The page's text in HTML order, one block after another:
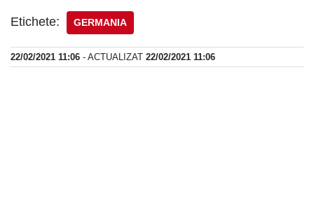
Etichete: GERMANIA
22/02/2021 11:06 - ACTUALIZAT 22/02/2021 11:06